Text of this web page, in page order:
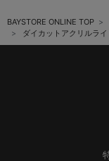
BAYSTORE ONLINE TOP
ダイカットアクリルラ